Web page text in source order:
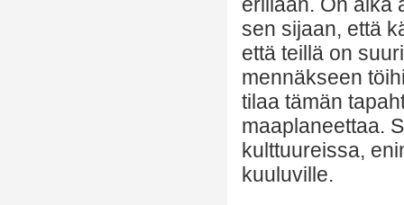
sen sijaan, että
että teillä on
mennäkseen
tilaa tämän
maaplaneettaa.
kulttuureissa,
kuuluville.